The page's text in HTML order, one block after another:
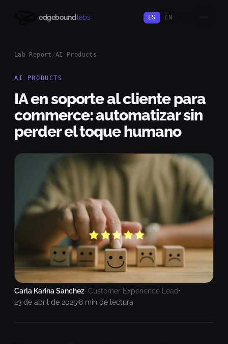
edgebound labs ES EN
Lab Report /AI Products
AI PRODUCTS
IA en soporte al cliente para
commerce: automatizar sin
perder el toque humano
Carla Karina Sanchez· Customer Experience Lead
23 de abril de 2025 8 min de lectura